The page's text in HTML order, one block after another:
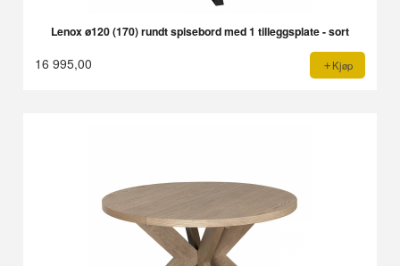
Lenox ø120 (170) rundt spisebord med 1 tilleggsplate - sort
16 995,00 Kjøp